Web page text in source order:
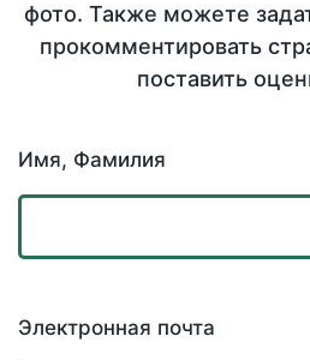
фото. Также можете
прокомментировать
поставить
Имя, Фамилия
Электронная почта